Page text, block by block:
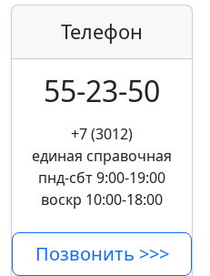
Телефон
55-23-50
+7 (3012)
единая справочная
пнд-сбт 9:00-19:00
воскр 10:00-18:00
Позвонить >>>